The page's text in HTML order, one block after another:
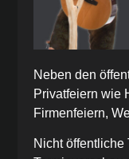
Neben den
Privatfeiern wie
Firmenfeiern,
Nicht öffentliche